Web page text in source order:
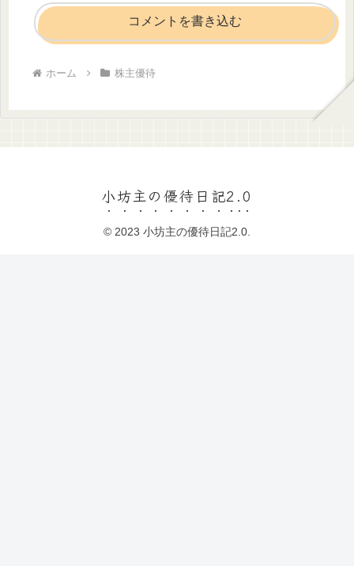
コメントを書き込む
ホーム 株主優待
小坊主の優待日記2.0
© 2023 小坊主の優待日記2.0.